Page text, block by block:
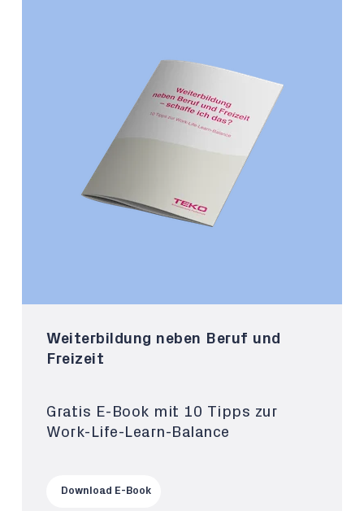
Weiterbildung neben Beruf und
Freizeit
Gratis E-Book mit 10 Tipps zur
Work-Life-Learn-Balance
Download E-Book